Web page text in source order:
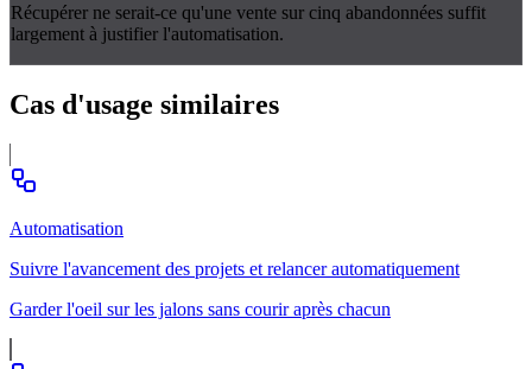
Récupérer ne serait-ce qu'une vente sur cinq abandonnées suffit
largement à justifier l'automatisation.
Cas d'usage similaires
Automatisation
Suivre l'avancement des projets et relancer automatiquement
Garder l'oeil sur les jalons sans courir après chacun